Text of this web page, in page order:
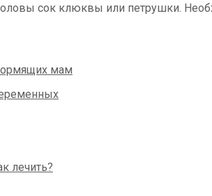
сок клюквы или петрушки.